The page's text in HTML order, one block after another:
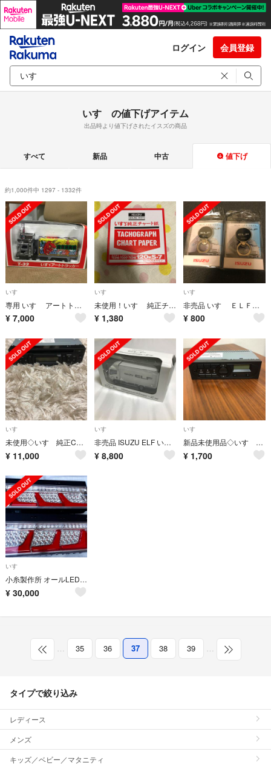
ログイン 会員登録
いすゞの値下げアイテム
出品時より値下げされたイスズの商品
すべて 新品 中古 値下げ
約1,000件中 1297 - 1332件
いすゞ
専用 いすゞ アートトラッカー ダイヤペット トラック ヨネザワ
¥ 7,000
いすゞ
未使用！いすゞ 純正チャート紙 6個セット
¥ 1,380
いすゞ
非売品 いすゞ ＥＬＦエルフ スマホリング 2つセット
¥ 800
いすゞ
未使用◇いすゞ純正CDデッキ
¥ 11,000
いすゞ
非売品 ISUZU ELF いすゞエルフ トラック ミニカー 新品 箱潰れ
¥ 8,800
いすゞ
新品未使用品◇いすゞ純正AM/FMラジオ
¥ 1,700
いすゞ
小糸製作所 オールLED リアコンビネーション テールランプ
¥ 30,000
… 35 36 37 38 39 …
タイプで絞り込み
レディース
メンズ
キッズ／ベビー／マタニティ